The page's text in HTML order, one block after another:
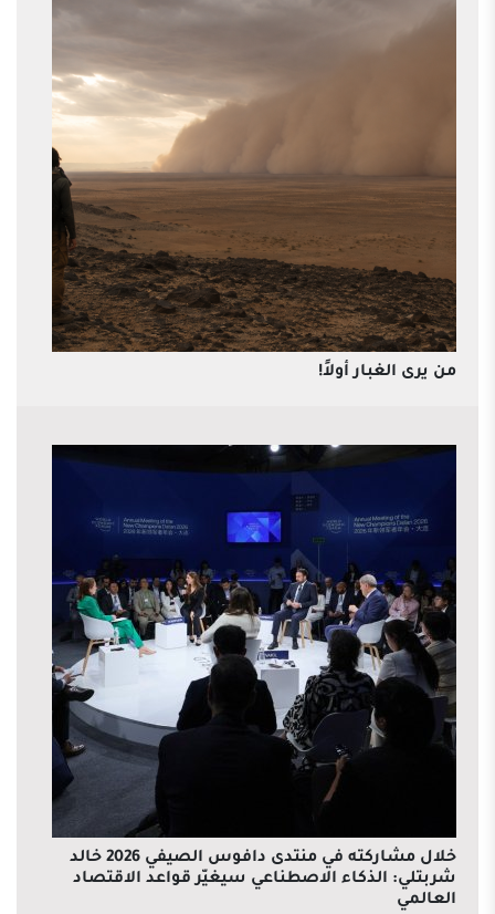
من يرى الغبار أولاً!
خلال مشاركته في منتدى دافوس الصيفي 2026 خالد
شربتلي: الذكاء الاصطناعي سيغيّر قواعد الاقتصاد
العالمي